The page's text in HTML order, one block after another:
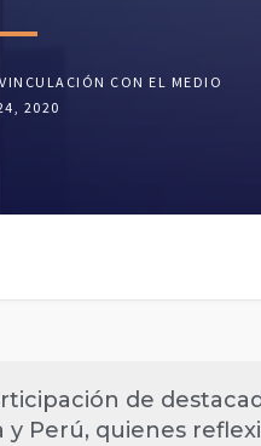
CON EL MEDIO
2020
de
Perú, quienes